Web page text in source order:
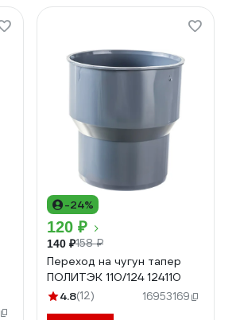
-24%
120 ₽
140 ₽158 ₽
Переход на чугун тапер
ПОЛИТЭК 110/124 124110
4.8(12) 16953169